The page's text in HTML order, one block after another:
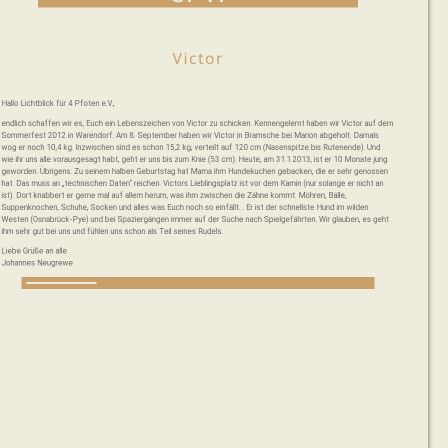
Victor
Hallo Lichtblick für 4 Pfoten e.V.,
endlich schaffen wir es, Euch ein Lebenszeichen von Victor zu schicken. Kennengelernt haben wir Victor auf dem
Sommerfest 2012 in Warendorf. Am 8. September haben wir Victor in Bramsche bei Marion abgeholt. Damals
wog er noch 10,4 kg. Inzwischen sind es schon 15,2 kg, verteilt auf 120 cm (Nasenspitze bis Rutenende). Und
wie ihr uns alle vorausgesagt habt, geht er uns bis zum Knie (53 cm). Heute, am 31.1.2013, ist er 10 Monate jung
geworden. Übrigens: Zu seinem halben Geburtstag hat Mama ihm Hundekuchen gebacken, die er sehr genossen
hat. Das muss an „technischen Daten“ reichen. Victors Lieblingsplatz ist vor dem Kamin (nur solange er nicht an
ist). Dort knabbert er gerne mal auf allem herum, was ihm zwischen die Zähne kommt: Möhren, Bälle,
Suppenknochen, Schuhe, Socken und alles was Euch noch so einfällt… Er ist der schnellste Hund im wilden
Westen (Osnabrück-Pye) und bei Spaziergängen immer auf der Suche nach Spielgefährten. Wir glauben, es geht
ihm sehr gut bei uns und fühlen uns schon als Teil seines Rudels.
Liebe Grüße an alle
Johannes Neugrewe